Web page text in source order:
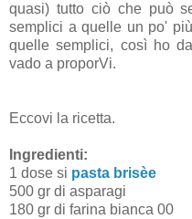
quasi) tutto ciò che può
semplici a quelle un po'
quelle semplici, così ho
vado a proporVi.
Eccovi la ricetta.
Ingredienti:
1 dose si pasta brisèe
500 gr di asparagi
180 gr di farina bianca 00